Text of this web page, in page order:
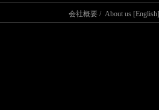
会社概要 / About us [English]